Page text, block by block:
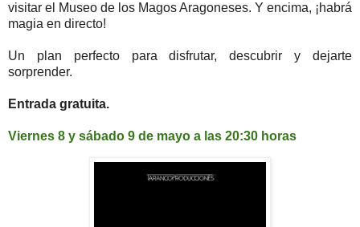
visitar el Museo de los Magos Aragoneses. Y encima, ¡habrá
magia en directo!
Un plan perfecto para disfrutar, descubrir y dejarte
sorprender.
Entrada gratuita.
Viernes 8 y sábado 9 de mayo a las 20:30 horas